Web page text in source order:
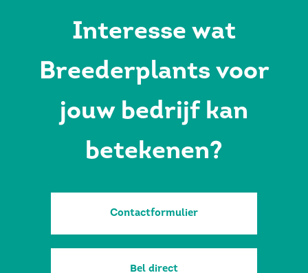
Interesse wat
Breederplants voor
jouw bedrijf kan
betekenen?
Contactformulier
Bel direct